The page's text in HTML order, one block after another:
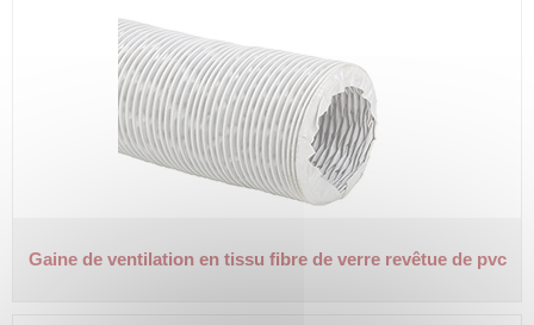
Gaine de ventilation en tissu fibre de verre revêtue de pvc